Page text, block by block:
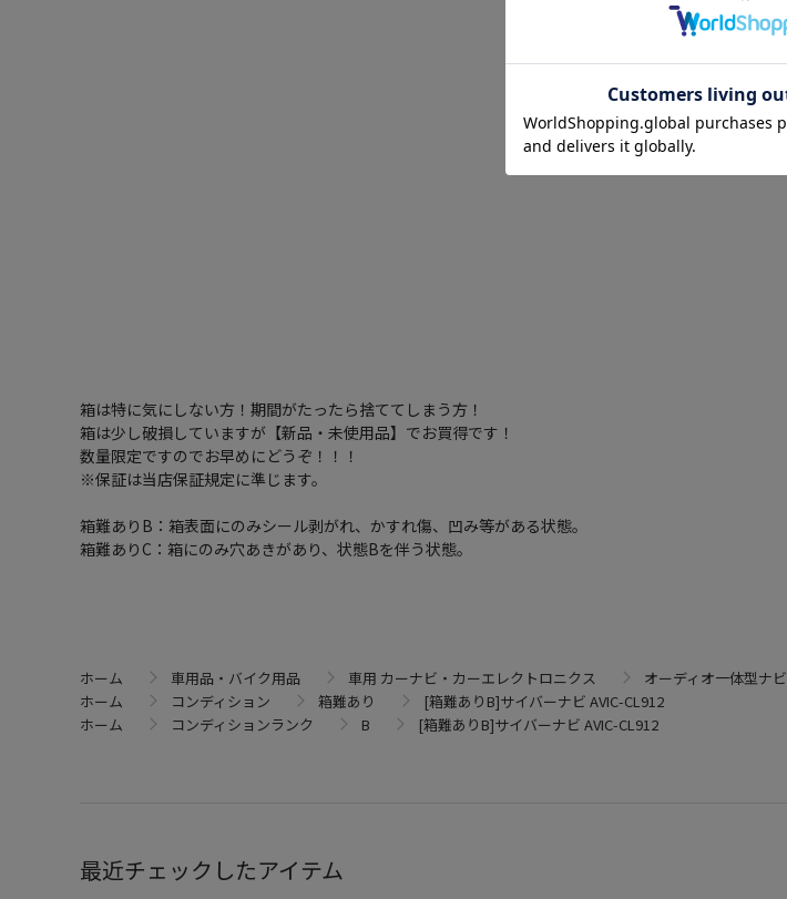
箱は特に気にしない方！期間がたったら捨ててしまう方！
箱は少し破損していますが【新品・未使用品】でお買得です！
数量限定ですのでお早めにどうぞ！！！
※保証は当店保証規定に準じます。
箱難ありB：箱表面にのみシール剥がれ、かすれ傷、凹み等がある状態。
箱難ありC：箱にのみ穴あきがあり、状態Bを伴う状態。
ホーム 車用品・バイク用品 車用 カーナビ・カーエレクトロニクス オーディオ一体型ナビ
ホーム
コンディション 箱難あり
[箱難ありB]サイバーナビ AVIC-CL912
ホーム
コンディションランク B [箱難ありB]サイバーナビ AVIC-CL912
最近チェックしたアイテム